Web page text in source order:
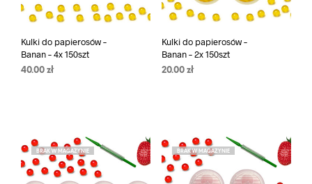
Kulki do papierosów –
Banan – 4x 150szt
40.00 zł
Kulki do papierosów –
Banan – 2x 150szt
20.00 zł
BRAK W MAGAZYNIE BRAK W MAGAZYNIE